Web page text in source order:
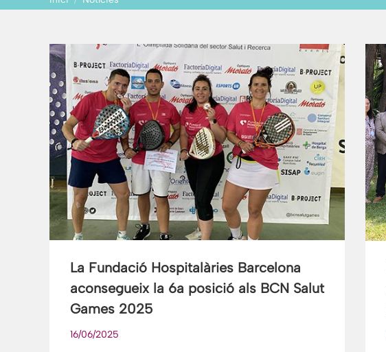
La Fundació Hospitalàries Barcelona
aconsegueix la 6a posició als BCN Salut
Games 2025
16/06/2025